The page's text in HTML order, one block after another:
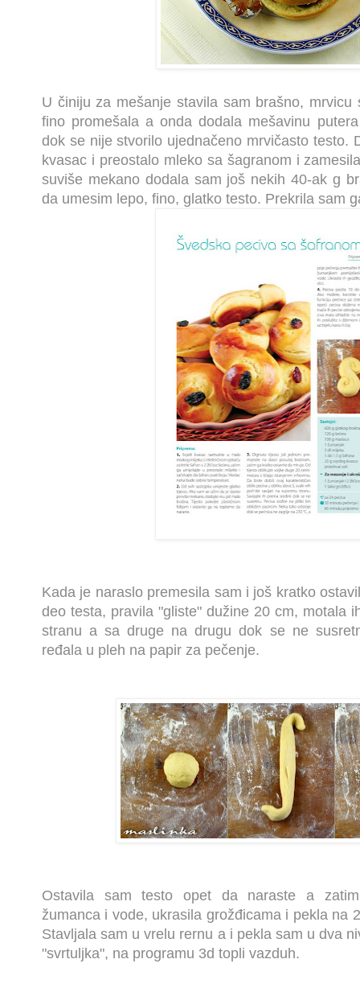
U činiju za mešanje stavila sam brašno,
fino promešala a onda dodala mešavinu
dok se nije stvorilo ujednačeno mrvičasto testo.
kvasac i preostalo mleko sa šagranom i
suviše mekano dodala sam još nekih 40-ak g
da umesim lepo, fino, glatko testo. Prekrila sam
Kada je naraslo premesila sam i još kratko
deo testa, pravila "gliste" dužine 20 cm, motala
stranu a sa druge na drugu dok se ne
ređala u pleh na papir za pečenje.
Ostavila sam testo opet da naraste a zatim
žumanca i vode, ukrasila grožđicama i pekla na
Stavljala sam u vrelu rernu a i pekla sam u dva
"svrtuljka", na programu 3d topli vazduh.